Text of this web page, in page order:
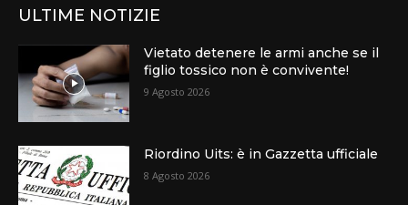
ULTIME NOTIZIE
Vietato detenere le armi anche se il
figlio tossico non è convivente!
9 Agosto 2026
Riordino Uits: è in Gazzetta ufficiale
8 Agosto 2026